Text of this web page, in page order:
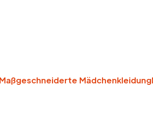
Maßgeschneiderte Mädchenkleidung